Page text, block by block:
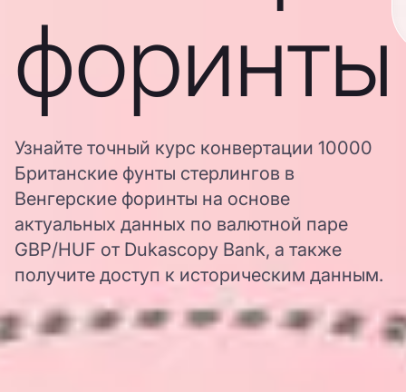
форинты
Узнайте точный курс конвертации 10000
Британские фунты стерлингов в
Венгерские форинты на основе
актуальных данных по валютной паре
GBP/HUF от Dukascopy Bank, а также
получите доступ к историческим данным.